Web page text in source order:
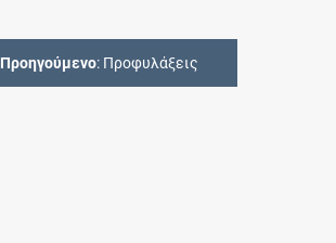
Προηγούμενο: Προφυλάξεις